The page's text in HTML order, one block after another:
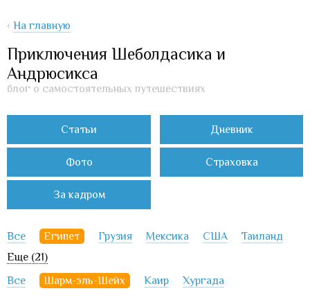
‹ На главную
Приключения Шеболдасика и
Андрюсикса
блог о самостоятельных путешествиях
Статьи Дневник
Фото Страховка
За кадром
Все Египет Грузия Мексика США
Таиланд
Еще (21)
Все
Шарм-эль-Шейх Каир Хургада